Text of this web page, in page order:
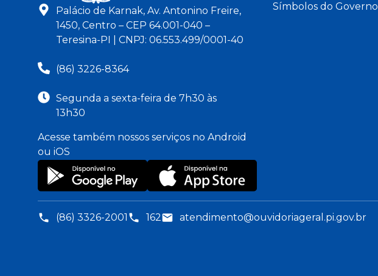
Palácio de Karnak, Av. Antonino Freire,
1450, Centro – CEP 64.001-040 –
Teresina-PI | CNPJ: 06.553.499/0001-40
(86) 3226-8364
Segunda a sexta-feira de 7h30 às
13h30
Acesse também nossos serviços no Android
ou iOS
Símbolos do Governo
(86) 3326-2001 162 atendimento@ouvidoriageral.pi.gov.br